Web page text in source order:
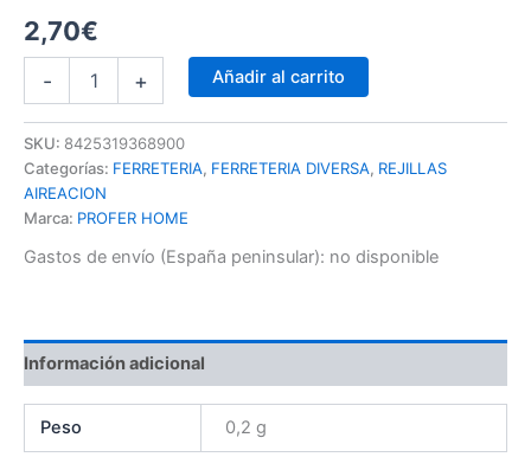
2,70€
- + Añadir al carrito
SKU: 8425319368900
Categorías: FERRETERIA, FERRETERIA DIVERSA, REJILLAS
AIREACION
Marca: PROFER HOME
Gastos de envío (España peninsular): no disponible
Información adicional
Peso 0,2 g